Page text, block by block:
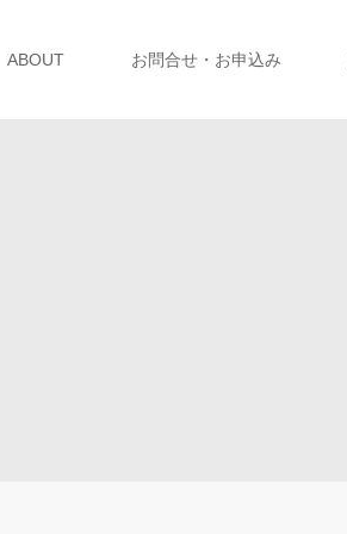
ABOUT お問合せ・お申込み